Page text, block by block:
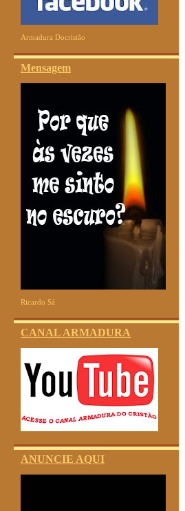
Armadura Docristão
Mensagem
Ricardo Sá
CANAL ARMADURA
ANUNCIE AQUI